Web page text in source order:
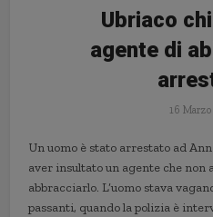
Ubriaco
agente di
16
Un uomo è stato arrestato ad
aver insultato un agente che non
abbracciarlo. L’uomo stava
passanti, quando la polizia è